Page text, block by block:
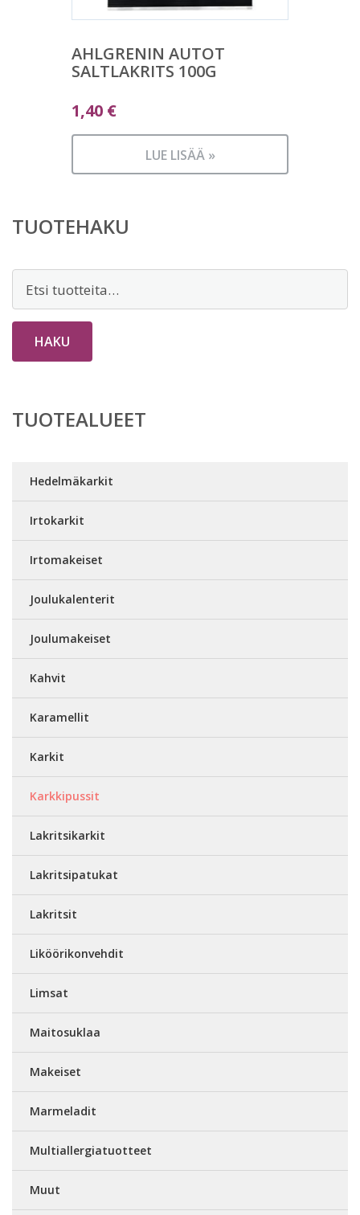
AHLGRENIN AUTOT
SALTLAKRITS 100G
1,40 €
LUE LISÄÄ »
TUOTEHAKU
HAKU
TUOTEALUEET
Hedelmäkarkit
Irtokarkit
Irtomakeiset
Joulukalenterit
Joulumakeiset
Kahvit
Karamellit
Karkit
Karkkipussit
Lakritsikarkit
Lakritsipatukat
Lakritsit
Liköörikonvehdit
Limsat
Maitosuklaa
Makeiset
Marmeladit
Multiallergiatuotteet
Muut